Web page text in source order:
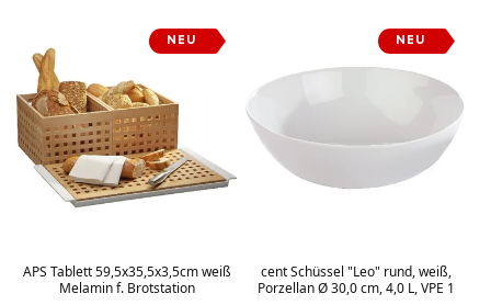
NEU
APS Tablett 59,5x35,5x3,5cm weiß
Melamin f. Brotstation
NEU
cent Schüssel "Leo" rund, weiß,
Porzellan Ø 30,0 cm, 4,0 L, VPE 1